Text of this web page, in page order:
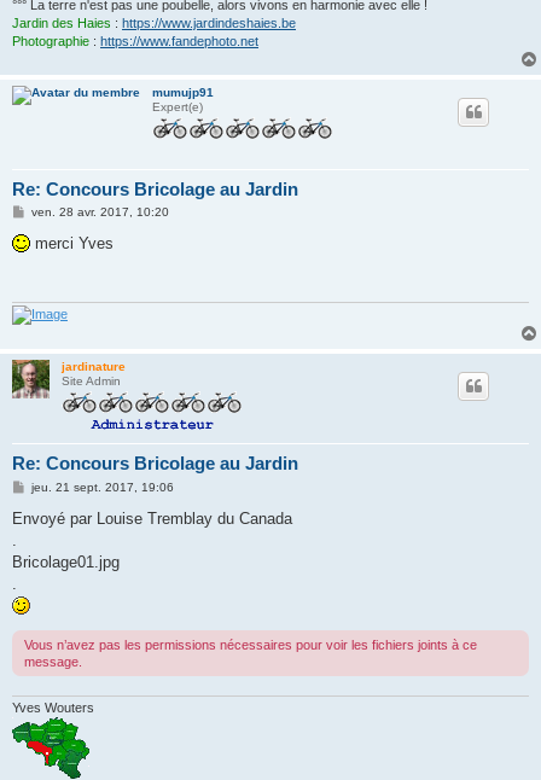
°°° La terre n'est pas une poubelle, alors vivons en harmonie avec elle !
Jardin des Haies : https://www.jardindeshaies.be
Photographie : https://www.fandephoto.net
mumujp91
Expert(e)
Re: Concours Bricolage au Jardin
M
s
s
ven. 28 avr. 2017, 10:20
merci Yves
jardinature
Site Admin
Re: Concours Bricolage au Jardin
M
s
g
jeu. 21 sept. 2017, 19:06
Envoyé par Louise Tremblay du Canada
Bricolage01.jpg
Vous n’avez pas les permissions nécessaires pour voir les fichiers joints à ce
message.
Yves Wouters